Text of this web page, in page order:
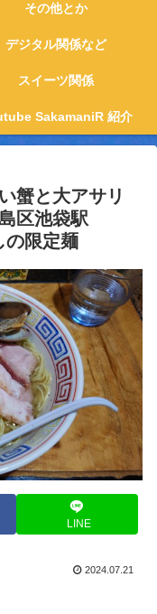
その他とか
デジタル関係など
スイーツ関係
SakamaniR 紹介
蟹と大アサリ
区池袋駅
の限定麺
LINE
2024.07.21